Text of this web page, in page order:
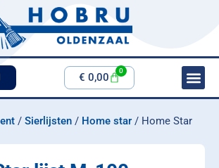
€ 0,00
0
/ Sierlijsten / Home star / Home Star